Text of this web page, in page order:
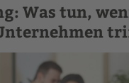
Was tun,